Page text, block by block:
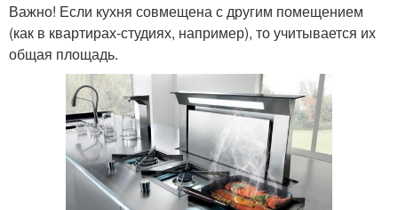
Важно! Если кухня совмещена с другим помещением
(как в квартирах-студиях, например), то учитывается их
общая площадь.